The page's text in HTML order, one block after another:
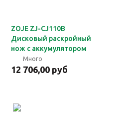
ZOJE ZJ-CJ110B
Дисковый раскройный
нож с аккумулятором
Много
12 706,00 руб